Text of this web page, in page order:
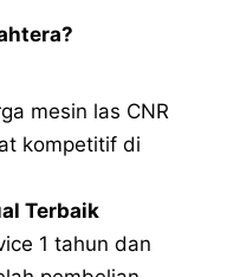
mesin las CNR
kompetitif di
Terbaik
1 tahun dan